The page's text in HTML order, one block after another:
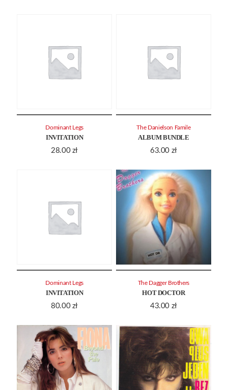
INVITATION
28.00 zł
Dominant Legs
ALBUM BUNDLE
63.00 zł
The Danielson Famile
INVITATION
80.00 zł
Dominant Legs
HOT DOCTOR
43.00 zł
The Dagger Brothers